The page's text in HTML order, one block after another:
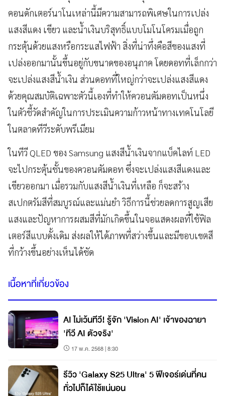
คอนดักเตอร์นาโนเหล่านี้มีความสามารถพิเศษในการเปล่ง
แสงสีแดง เขียว และน้ำเงินบริสุทธิ์แบบโมโนโครมเมื่อถูก
กระตุ้นด้วยแสงหรือกระแสไฟฟ้า สิ่งที่น่าทึ่งคือสีของแสงที่
เปล่งออกมานั้นขึ้นอยู่กับขนาดของอนุภาค โดยดอทที่เล็กกว่า
จะเปล่งแสงสีน้ำเงิน ส่วนดอทที่ใหญ่กว่าจะเปล่งแสงสีแดง
ด้วยคุณสมบัติเฉพาะตัวนี้เองที่ทำให้ควอนตัมดอทเป็นหนึ่ง
ในตัวชี้วัดสำคัญในการประเมินความก้าวหน้าทางเทคโนโลยี
ในตลาดทีวีระดับพรีเมียม
ในทีวี QLED ของ Samsung แสงสีน้ำเงินจากแบ็คไลท์ LED
จะไปกระตุ้นชั้นของควอนตัมดอท ซึ่งจะเปล่งแสงสีแดงและ
เขียวออกมา เมื่อรวมกับแสงสีน้ำเงินที่เหลือ ก็จะสร้าง
สเปกตรัมสีที่สมบูรณ์และแม่นยำ วิธีการนี้ช่วยลดการสูญเสีย
แสงและปัญหาการผสมสีที่มักเกิดขึ้นในจอแสดงผลที่ใช้ฟิล
เตอร์สีแบบดั้งเดิม ส่งผลให้ได้ภาพที่สว่างขึ้นและมีขอบเขตสี
ที่กว้างขึ้นอย่างเห็นได้ชัด
เนื้อหาที่เกี่ยวข้อง
AI ไม่เว้นทีวี! รู้จัก 'Vision AI' เจ้าของฉายา
'ทีวี AI ตัวจริง'
17 พ.ค. 2568 | 8:30
รีวิว 'Galaxy S25 Ultra' 5 ฟีเจอร์เด่นที่คน
ทั่วไปก็ได้ใช้แน่นอน